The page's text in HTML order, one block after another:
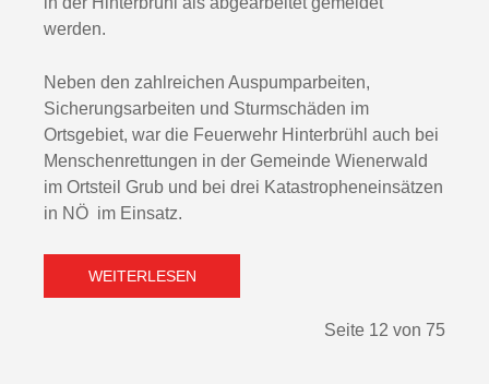
werden.
Neben den zahlreichen Auspumparbeiten,
Sicherungsarbeiten und Sturmschäden im
Ortsgebiet, war die Feuerwehr Hinterbrühl auch bei
Menschenrettungen in der Gemeinde Wienerwald
im Ortsteil Grub und bei drei Katastropheneinsätzen
in NÖ im Einsatz.
WEITERLESEN
Seite 12 von 75